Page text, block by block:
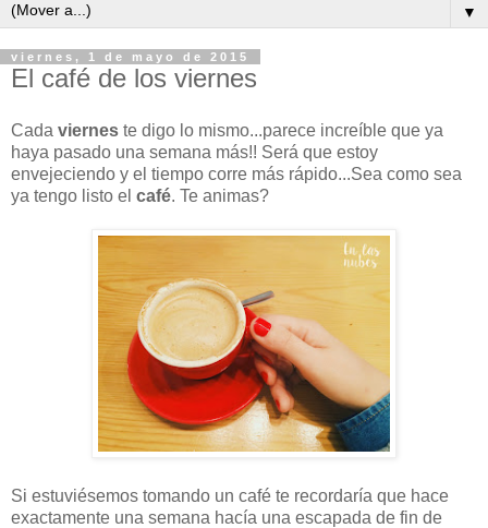
▼
viernes, 1 de mayo de 2015
El café de los viernes
Cada viernes te digo lo mismo...parece increíble que ya
haya pasado una semana más!! Será que estoy
envejeciendo y el tiempo corre más rápido...Sea como sea
ya tengo listo el café. Te animas?
Si estuviésemos tomando un café te recordaría que hace
exactamente una semana hacía una escapada de fin de